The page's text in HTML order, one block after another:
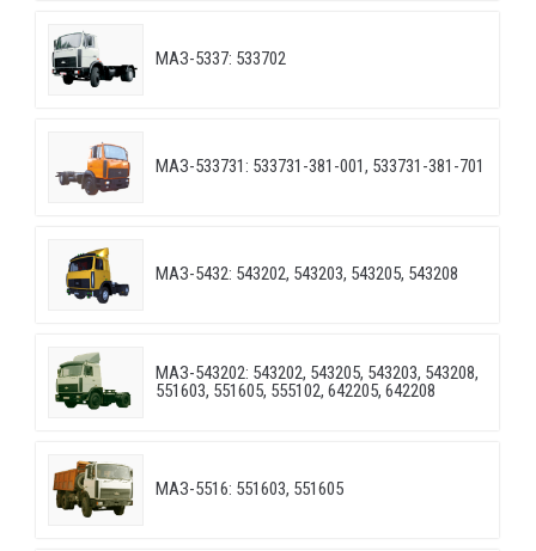
МАЗ-5337: 533702
МАЗ-533731: 533731-381-001, 533731-381-701
МАЗ-5432: 543202, 543203, 543205, 543208
МАЗ-543202: 543202, 543205, 543203, 543208,
551603, 551605, 555102, 642205, 642208
МАЗ-5516: 551603, 551605